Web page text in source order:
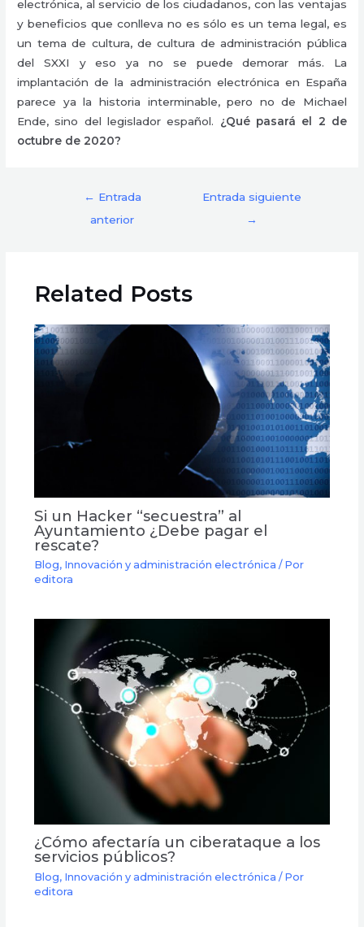
electrónica, al servicio de los ciudadanos, con las ventajas
y beneficios que conlleva no es sólo es un tema legal, es
un tema de cultura, de cultura de administración pública
del SXXI y eso ya no se puede demorar más. La
implantación de la administración electrónica en España
parece ya la historia interminable, pero no de Michael
Ende, sino del legislador español. ¿Qué pasará el 2 de
octubre de 2020?
← Entrada
anterior
Entrada siguiente
→
Related Posts
Si un Hacker “secuestra” al
Ayuntamiento ¿Debe pagar el
rescate?
Blog, Innovación y administración electrónica / Por
editora
¿Cómo afectaría un ciberataque a los
servicios públicos?
Blog, Innovación y administración electrónica / Por
editora